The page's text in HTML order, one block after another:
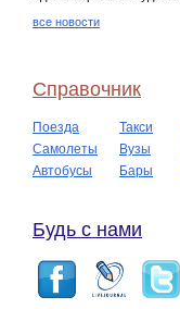
все новости
Справочник
Поезда Такси
Самолеты
Вузы
Автобусы
Бары
Будь с нами